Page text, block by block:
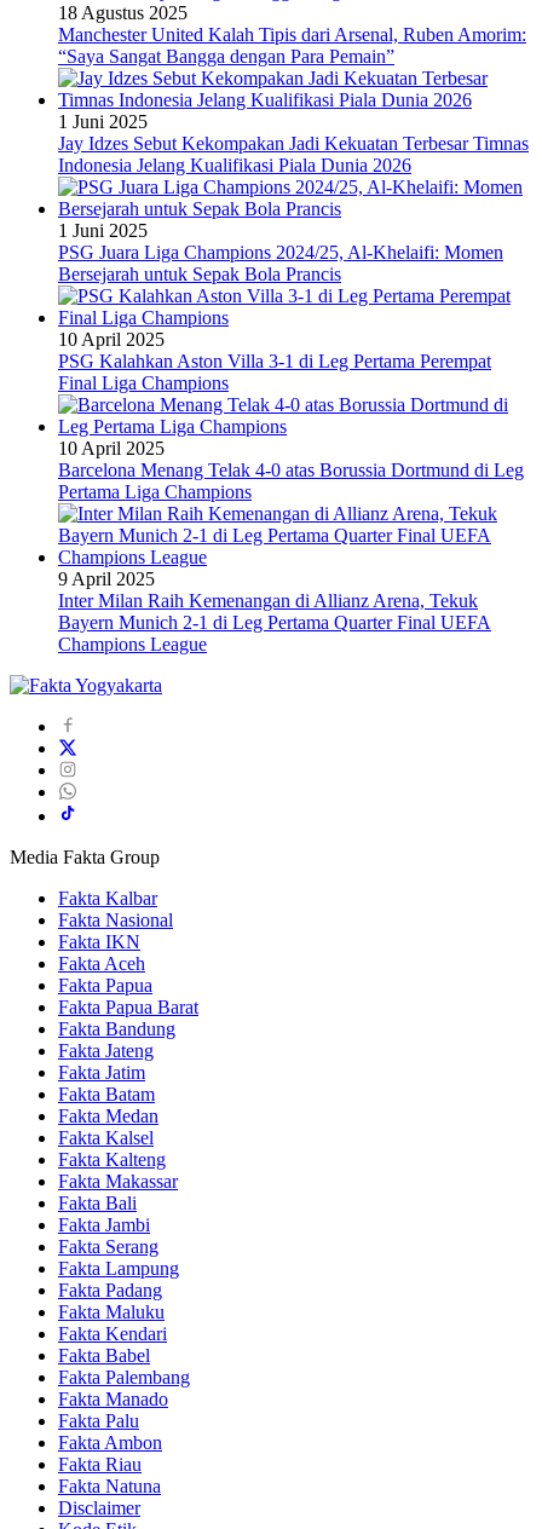
18 Agustus 2025
Manchester United Kalah Tipis dari Arsenal, Ruben Amorim:
“Saya Sangat Bangga dengan Para Pemain”
1 Juni 2025
Jay Idzes Sebut Kekompakan Jadi Kekuatan Terbesar Timnas
Indonesia Jelang Kualifikasi Piala Dunia 2026
1 Juni 2025
PSG Juara Liga Champions 2024/25, Al-Khelaifi: Momen
Bersejarah untuk Sepak Bola Prancis
10 April 2025
PSG Kalahkan Aston Villa 3-1 di Leg Pertama Perempat
Final Liga Champions
10 April 2025
Barcelona Menang Telak 4-0 atas Borussia Dortmund di Leg
Pertama Liga Champions
9 April 2025
Inter Milan Raih Kemenangan di Allianz Arena, Tekuk
Bayern Munich 2-1 di Leg Pertama Quarter Final UEFA
Champions League
Media Fakta Group
Fakta Kalbar
Fakta Nasional
Fakta IKN
Fakta Aceh
Fakta Papua
Fakta Papua Barat
Fakta Bandung
Fakta Jateng
Fakta Jatim
Fakta Batam
Fakta Medan
Fakta Kalsel
Fakta Kalteng
Fakta Makassar
Fakta Bali
Fakta Jambi
Fakta Serang
Fakta Lampung
Fakta Padang
Fakta Maluku
Fakta Kendari
Fakta Babel
Fakta Palembang
Fakta Manado
Fakta Palu
Fakta Ambon
Fakta Riau
Fakta Natuna
Disclaimer